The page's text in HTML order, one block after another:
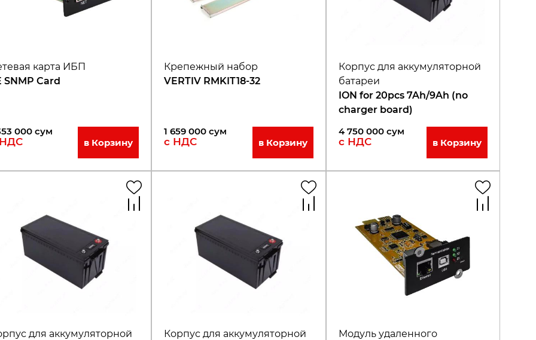
карта ИБП
SNMP Card
000 сум
в Корзину
Крепежный набор
VERTIV RMKIT18-32
1 659 000 сум
с НДС в Корзину
Корпус для аккумуляторной
батареи
ION for 20pcs 7Ah/9Ah (no
charger board)
4 750 000 сум
с НДС в Корзину
для аккумуляторной
Корпус для аккумуляторной
Модуль удаленного